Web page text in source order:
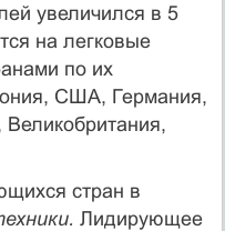
увеличился в 5
на легковые
по их
США, Германия,
стран в
Лидирующее